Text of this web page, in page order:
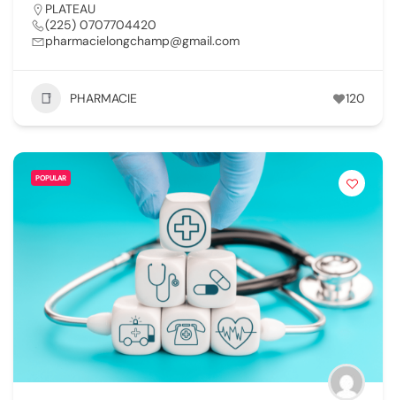
PLATEAU
(225) 0707704420
pharmacielongchamp@gmail.com
PHARMACIE 120
POPULAR